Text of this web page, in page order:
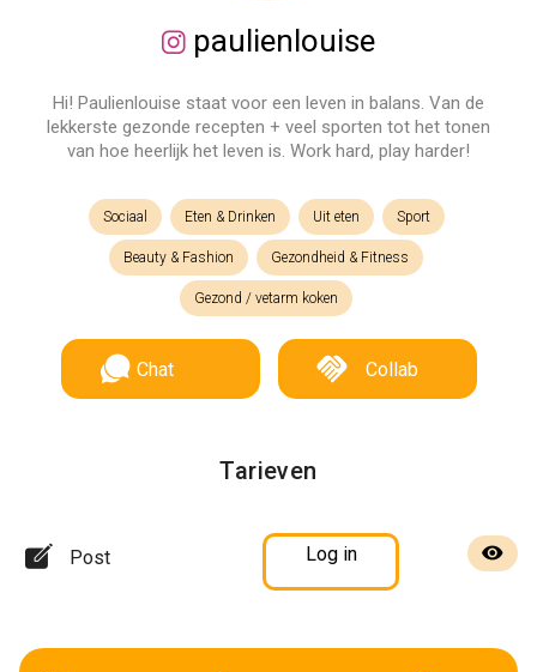
paulienlouise
Hi! Paulienlouise staat voor een leven in balans. Van de
lekkerste gezonde recepten + veel sporten tot het tonen
van hoe heerlijk het leven is. Work hard, play harder!
Sociaal Eten & Drinken Uit eten Sport
Beauty & Fashion Gezondheid & Fitness
Gezond / vetarm koken
Chat Collab
Tarieven
Post Log in